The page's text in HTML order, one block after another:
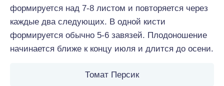
формируется над 7-8 листом и повторяется через
каждые два следующих. В одной кисти
формируется обычно 5-6 завязей. Плодоношение
начинается ближе к концу июля и длится до осени.
Томат Персик